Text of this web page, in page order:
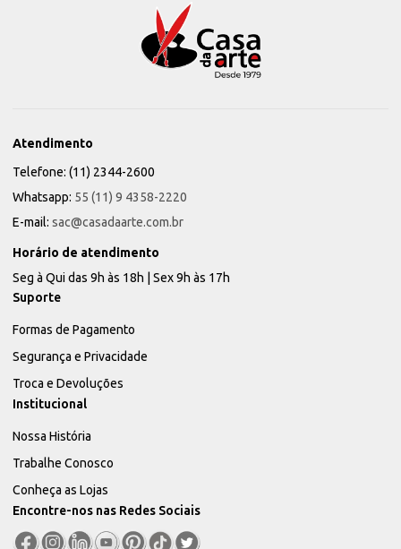
Atendimento
Telefone: (11) 2344-2600
Whatsapp: 55 (11) 9 4358-2220
E-mail: sac@casadaarte.com.br
Horário de atendimento
Seg à Qui das 9h às 18h | Sex 9h às 17h
Suporte
Formas de Pagamento
Segurança e Privacidade
Troca e Devoluções
Institucional
Nossa História
Trabalhe Conosco
Conheça as Lojas
Encontre-nos nas Redes Sociais